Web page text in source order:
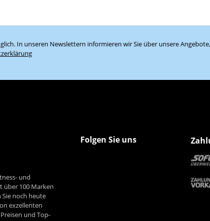
In unseren Newslettern informieren wir Sie über unsere Angebote,
und
über 100 Marken
noch heute
exzellenten
und Top-
Folgen Sie uns